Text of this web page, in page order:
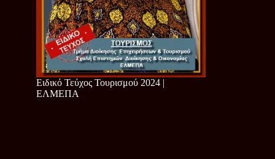
Ειδικό Τεύχος Τουρισμού 2024 |
ΕΛΜΕΠΑ